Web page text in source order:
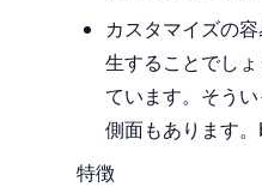
カスタマイズの
生することでし
ています。そう
側面もあります
特徴